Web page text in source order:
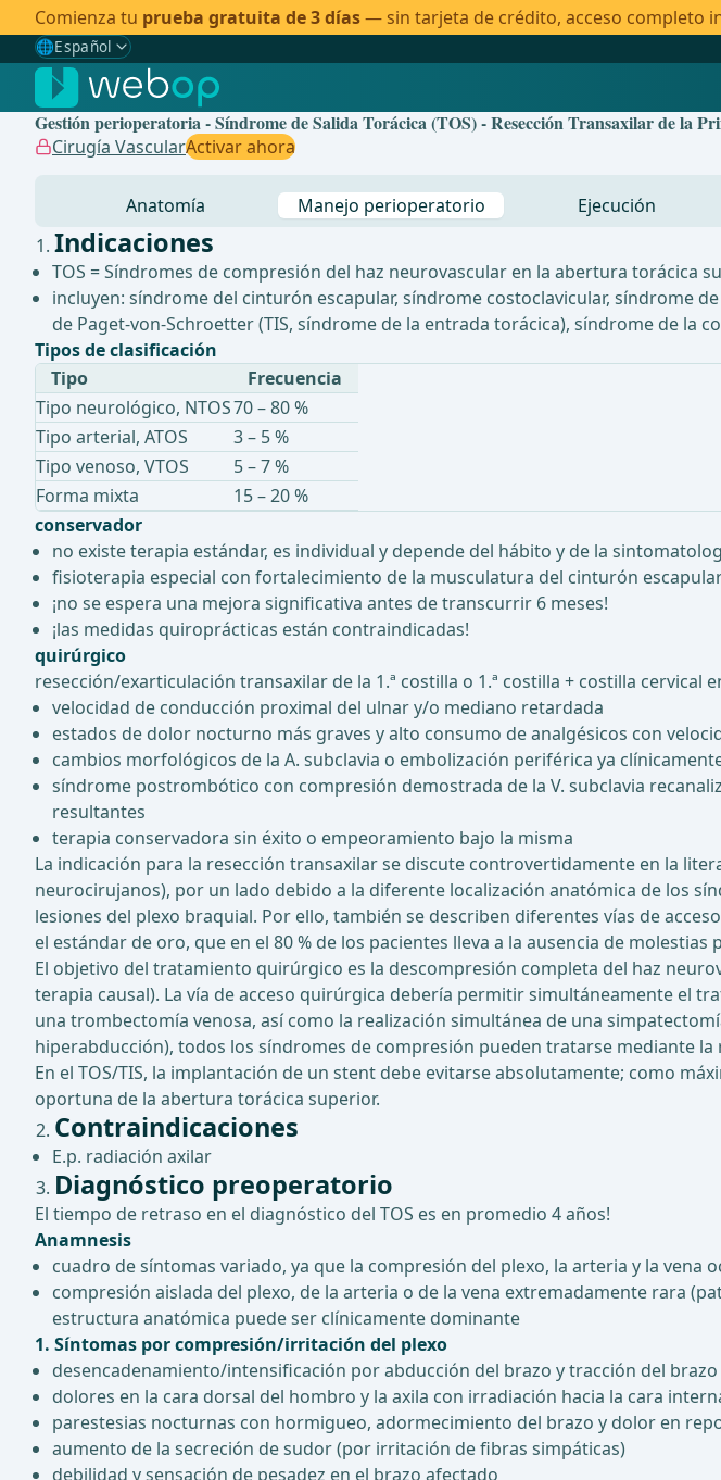
Comienza tu prueba gratuita de 3 días— sin tarjeta de crédito, acceso completo
🌐Español
Gewählte Sprache: Español
🇩🇪 Alemán
🇬🇧Inglés
Brasileño
Gestión perioperatoria - Síndrome de Salida Torácica (TOS) - Resección Transaxilar de la
Cirugía VascularActivar ahora
Anatomía Manejo perioperatorio Ejecución
Indicaciones
TOS = Síndromes de compresión del haz neurovascular en la abertura torácica
incluyen: síndrome del cinturón escapular, síndrome costoclavicular, síndrome
de Paget-von-Schroetter (TIS, síndrome de la entrada torácica), síndrome de la
Tipos de clasificación
Tipo
Frecuencia
Tipo neurológico, NTOS70 – 80 %
Tipo arterial, ATOS
3 – 5 %
Tipo venoso, VTOS
5 – 7 %
Forma mixta
15 – 20 %
conservador
no existe terapia estándar, es individual y depende del hábito y de la
fisioterapia especial con fortalecimiento de la musculatura del cinturón
¡no se espera una mejora significativa antes de transcurrir 6 meses!
¡las medidas quiroprácticas están contraindicadas!
quirúrgico
resección/exarticulación transaxilar de la 1.ª costilla o 1.ª costilla + costilla cervical
velocidad de conducción proximal del ulnar y/o mediano retardada
estados de dolor nocturno más graves y alto consumo de analgésicos con
cambios morfológicos de la A. subclavia o embolización periférica ya
síndrome postrombótico con compresión demostrada de la V. subclavia
resultantes
terapia conservadora sin éxito o empeoramiento bajo la misma
La indicación para la resección transaxilar se discute controvertidamente en la
neurocirujanos), por un lado debido a la diferente localización anatómica de los
lesiones del plexo braquial. Por ello, también se describen diferentes vías de
el estándar de oro, que en el 80 % de los pacientes lleva a la ausencia de
El objetivo del tratamiento quirúrgico es la descompresión completa del haz
terapia causal). La vía de acceso quirúrgica debería permitir simultáneamente el
una trombectomía venosa, así como la realización simultánea de una
hiperabducción), todos los síndromes de compresión pueden tratarse mediante la
En el TOS/TIS, la implantación de un stent debe evitarse absolutamente; como
oportuna de la abertura torácica superior.
Contraindicaciones
E.p. radiación axilar
Diagnóstico preoperatorio
El tiempo de retraso en el diagnóstico del TOS es en promedio 4 años!
Anamnesis
cuadro de síntomas variado, ya que la compresión del plexo, la arteria y la
compresión aislada del plexo, de la arteria o de la vena extremadamente rara
estructura anatómica puede ser clínicamente dominante
1. Síntomas por compresión/irritación del plexo
desencadenamiento/intensificación por abducción del brazo y tracción del brazo
dolores en la cara dorsal del hombro y la axila con irradiación hacia la cara
parestesias nocturnas con hormigueo, adormecimiento del brazo y dolor en
aumento de la secreción de sudor (por irritación de fibras simpáticas)
debilidad y sensación de pesadez en el brazo afectado